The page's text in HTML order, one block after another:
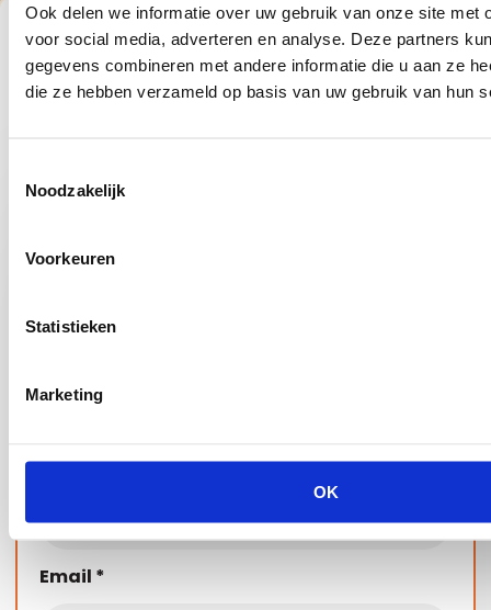
Ook delen we informatie over uw gebruik van onze site met
voor social media, adverteren en analyse. Deze partners
gegevens combineren met andere informatie die u aan ze
die ze hebben verzameld op basis van uw gebruik van hun
Noodzakelijk
Voorkeuren
Statistieken
Marketing
OK
We zijn vaste partner van
Bedrijf
Email *